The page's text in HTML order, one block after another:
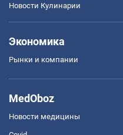
Новости Кулинарии
Экономика
Рынки и компании
MedOboz
Новости медицины